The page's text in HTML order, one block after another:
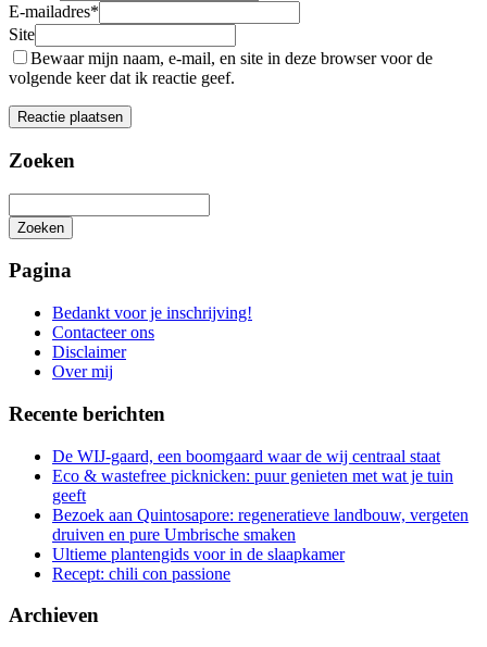
E-mailadres*
Site
Bewaar mijn naam, e-mail, en site in deze browser voor de
volgende keer dat ik reactie geef.
Zoeken
Zoeken
zoeken
Pagina
Bedankt voor je inschrijving!
Contacteer ons
Disclaimer
Over mij
Recente berichten
De WIJ-gaard, een boomgaard waar de wij centraal staat
Eco & wastefree picknicken: puur genieten met wat je tuin
geeft
Bezoek aan Quintosapore: regeneratieve landbouw, vergeten
druiven en pure Umbrische smaken
Ultieme plantengids voor in de slaapkamer
Recept: chili con passione
Archieven